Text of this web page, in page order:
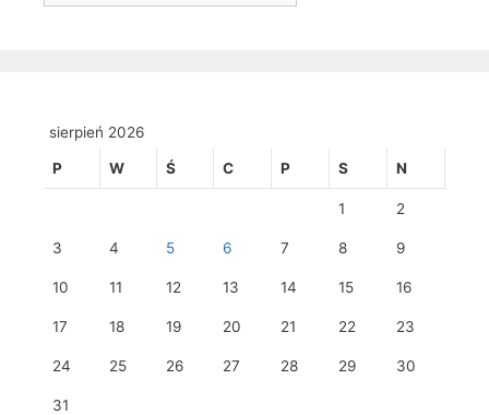
sierpień 2026
P W Ś C P S N
1 2
3 4 5 6 7 8 9
10 11 12 13 14 15 16
17 18 19 20 21 22 23
24 25 26 27 28 29 30
31